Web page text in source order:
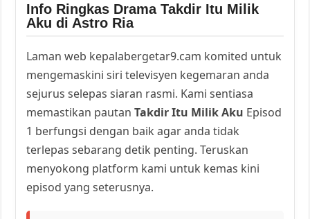
Info Ringkas Drama Takdir Itu Milik
Aku di Astro Ria
Laman web kepalabergetar9.cam komited untuk
mengemaskini siri televisyen kegemaran anda
sejurus selepas siaran rasmi. Kami sentiasa
memastikan pautanTakdir Itu Milik Aku Episod
1 berfungsi dengan baik agar anda tidak
terlepas sebarang detik penting. Teruskan
menyokong platform kami untuk kemas kini
episod yang seterusnya.